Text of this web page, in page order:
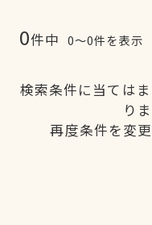
0件中 0〜0件を表示
検索条件に当ては
り
再度条件を変